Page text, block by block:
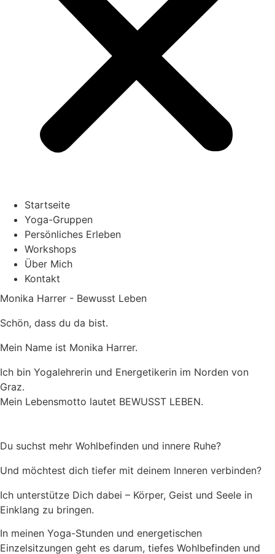
Startseite
Yoga-Gruppen
Persönliches Erleben
Workshops
Über Mich
Kontakt
Monika Harrer - Bewusst Leben
Schön, dass du da bist.
Mein Name ist Monika Harrer.
Ich bin Yogalehrerin und Energetikerin im Norden von
Graz.
Mein Lebensmotto lautet BEWUSST LEBEN.
Du suchst mehr Wohlbefinden und innere Ruhe?
Und möchtest dich tiefer mit deinem Inneren verbinden?
Ich unterstütze Dich dabei – Körper, Geist und Seele in
Einklang zu bringen.
In meinen Yoga-Stunden und energetischen
Einzelsitzungen geht es darum, tiefes Wohlbefinden und